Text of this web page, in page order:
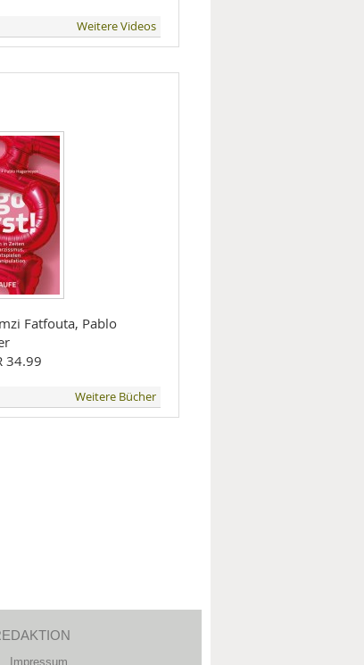
Weitere Videos
Fatfouta, Pablo
34.99
Weitere Bücher
Impressum